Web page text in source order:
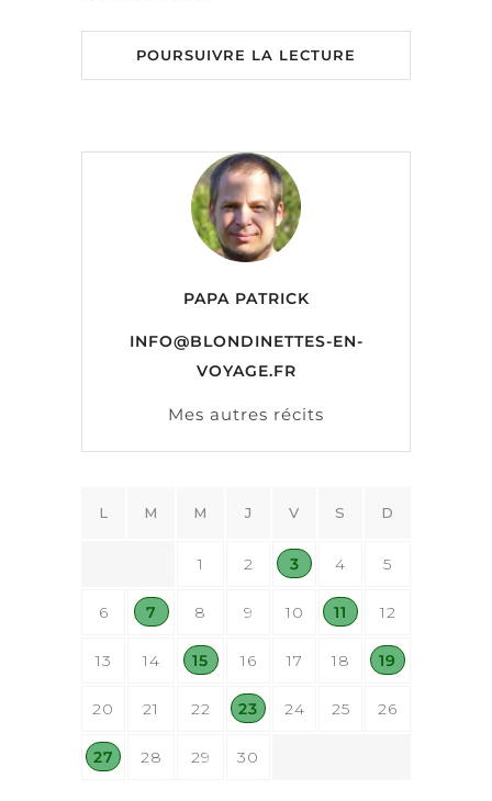
POURSUIVRE LA LECTURE
PAPA PATRICK
INFO@BLONDINETTES-EN-
VOYAGE.FR
Mes autres récits
L M M J V S D
1 2 3 4 5
6 7 8 9 10 11 12
13 14 15 16 17 18 19
20 21 22 23 24 25 26
27 28 29 30